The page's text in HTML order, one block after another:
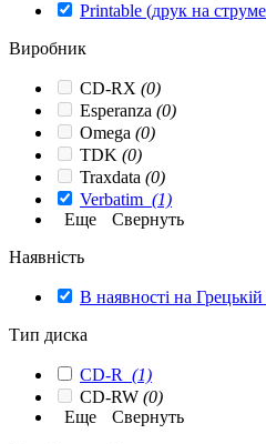
Printable (друк на
Виробник
CD-RX (0)
Esperanza (0)
Omega (0)
TDK (0)
Traxdata (0)
Verbatim (1)
Еще
Свернуть
Наявність
В наявності на
Тип диска
CD-R (1)
CD-RW (0)
Еще
Свернуть